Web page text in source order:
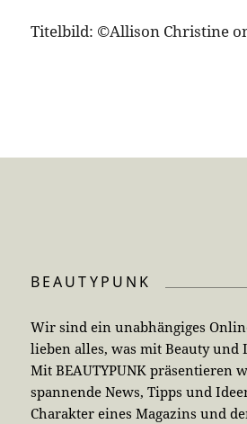
Titelbild: ©Allison Christine
BEAUTYPUNK
Wir sind ein unabhängiges
lieben alles, was mit Beauty und
Mit BEAUTYPUNK präsentieren
spannende News, Tipps und
Charakter eines Magazins und